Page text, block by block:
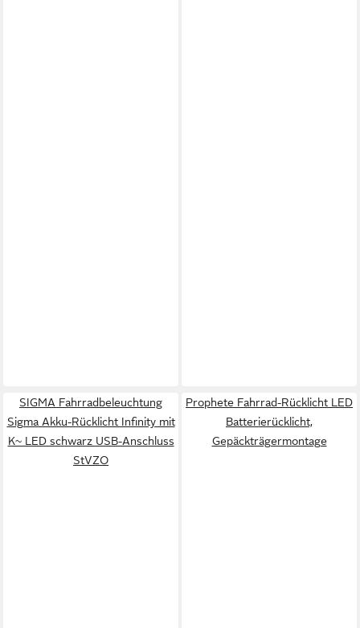
SIGMA Fahrradbeleuchtung
Sigma Akku-Rücklicht Infinity mit
K~ LED schwarz USB-Anschluss
StVZO
Prophete Fahrrad-Rücklicht LED
Batterierücklicht,
Gepäckträgermontage